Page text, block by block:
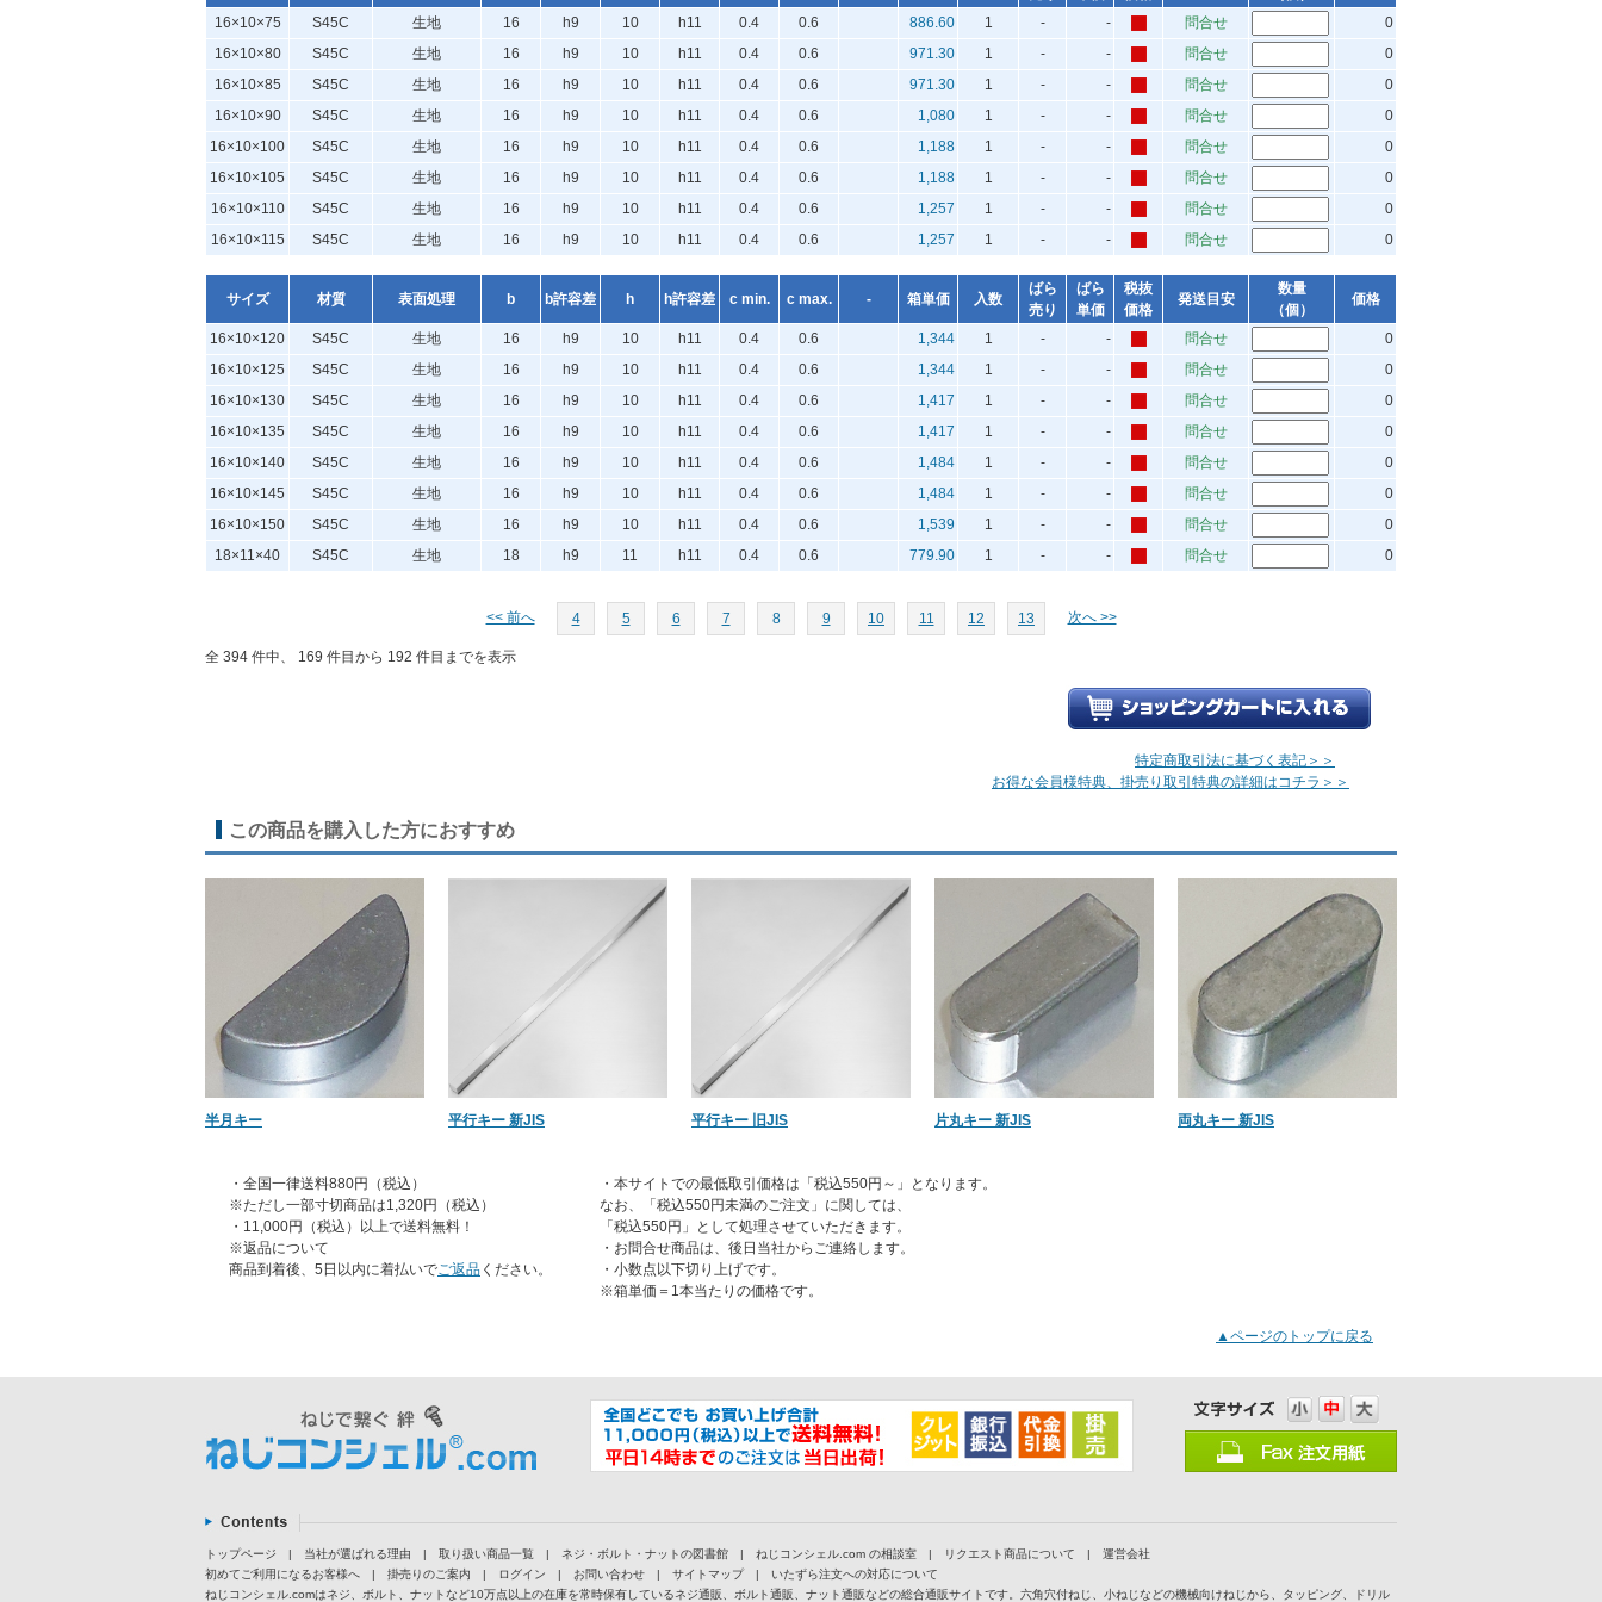
16×10×75
S45C 生地 16 h9 10 h11 0.4 0.6 886.60 1 - - 問合せ
0
16×10×80
S45C 生地 16 h9 10 h11 0.4 0.6 971.30 1 - - 問合せ
0
16×10×85
S45C 生地 16 h9 10 h11 0.4 0.6 971.30 1 - - 問合せ
0
16×10×90
S45C 生地 16 h9 10 h11 0.4 0.6 1,080 1 - - 問合せ
0
16×10×100
S45C 生地 16 h9 10 h11 0.4 0.6 1,188 1 - - 問合せ
0
16×10×105
S45C 生地 16 h9 10 h11 0.4 0.6 1,188 1 - - 問合せ
0
16×10×110
S45C 生地 16 h9 10 h11 0.4 0.6 1,257 1 - - 問合せ
0
16×10×115
S45C 生地 16 h9 10 h11 0.4 0.6 1,257 1 - - 問合せ 0
サイズ 材質 表面処理 b b許容差 h h許容差 c min. c max. - 箱単価 入数
ばら
売り
ばら
単価
税抜
価格
発送目安
数量
（個）
価格
16×10×120 S45C 生地 16 h9 10 h11 0.4 0.6 1,344 1 - - 問合せ
0
16×10×125
S45C 生地 16 h9 10 h11 0.4 0.6 1,344 1 - - 問合せ
0
16×10×130
S45C 生地 16 h9 10 h11 0.4 0.6 1,417 1 - - 問合せ
0
16×10×135
S45C 生地 16 h9 10 h11 0.4 0.6 1,417 1 - - 問合せ
0
16×10×140
S45C 生地 16 h9 10 h11 0.4 0.6 1,484 1 - - 問合せ
0
16×10×145
S45C 生地 16 h9 10 h11 0.4 0.6 1,484 1 - - 問合せ
0
16×10×150
S45C 生地 16 h9 10 h11 0.4 0.6 1,539 1 - - 問合せ
0
18×11×40
S45C 生地 18 h9 11 h11 0.4 0.6 779.90 1 - - 問合せ 0
<< 前へ 4 5 6 7 8 9 10 11 12 13 次へ >>
全 394 件中、 169 件目から 192 件目までを表示
特定商取引法に基づく表記＞＞
お得な会員様特典、掛売り取引特典の詳細はコチラ＞＞
この商品を購入した方におすすめ
半月キー 平行キー 新JIS 平行キー 旧JIS 片丸キー 新JIS 両丸キー 新JIS
・全国一律送料880円（税込）
※ただし一部寸切商品は1,320円（税込）
・11,000円（税込）以上で送料無料！
※返品について
商品到着後、5日以内に着払いでご返品 ください。
・本サイトでの最低取引価格は「税込550円～」となります。
なお、「税込550円未満のご注文」に関しては、
「税込550円」として処理させていただきます。
・お問合せ商品は、後日当社からご連絡します。
・小数点以下切り上げです。
※箱単価＝1本当たりの価格です。
▲ページのトップに戻る
トップページ | 当社が選ばれる理由 | 取り扱い商品一覧 | ネジ・ボルト・ナットの図書館 | ねじコンシェル.com の相談室 | リクエスト商品について |
運営会社
初めてご利用になるお客様へ
| 掛売りのご案内 | ログイン | お問い合わせ | サイトマップ |
いたずら注文への対応について
ねじコンシェル.comはネジ、ボルト、ナットなど10万点以上の在庫を常時保有しているネジ通販、ボルト通販、ナット通販などの総合通販サイトです。六角穴付ねじ、小ねじなどの機械向けねじから、タッピング、ドリル